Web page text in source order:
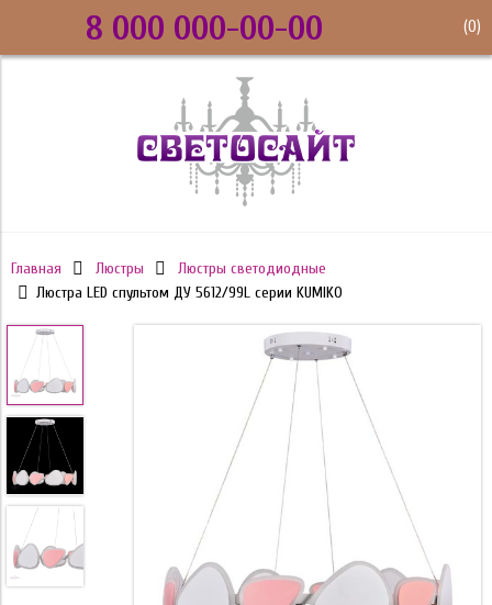
8 000 000-00-00 (0)
Главная Люстры
Люстры светодиодные
Люстра LED спультом ДУ 5612/99L серии KUMIKO